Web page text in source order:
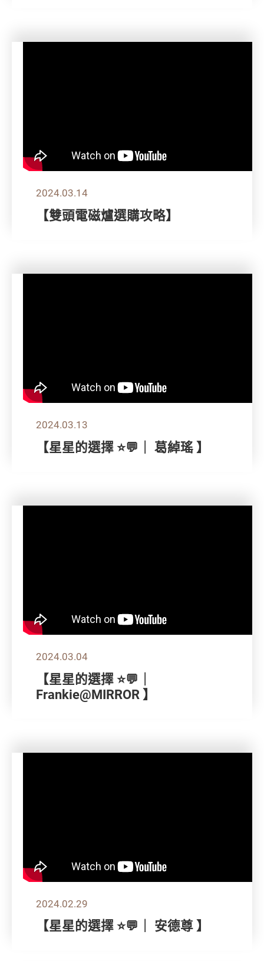
2024.03.14
【雙頭電磁爐選購攻略】
2024.03.13
【星星的選擇 ⭐💬｜ 葛綽瑤 】
2024.03.04
【星星的選擇 ⭐💬｜
Frankie@MIRROR 】
2024.02.29
【星星的選擇 ⭐💬｜ 安德尊 】